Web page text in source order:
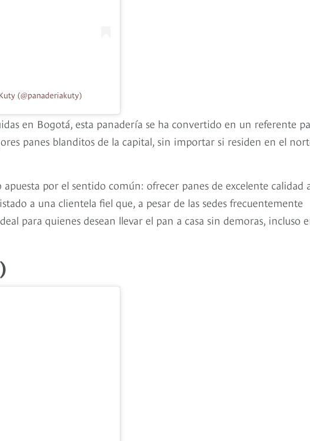
(@panaderiakuty)
en Bogotá, esta panadería se ha convertido en un referente
panes blanditos de la capital, sin importar si residen en el
por el sentido común: ofrecer panes de excelente calidad
a una clientela fiel que, a pesar de las sedes frecuentemente
para quienes desean llevar el pan a casa sin demoras, incluso